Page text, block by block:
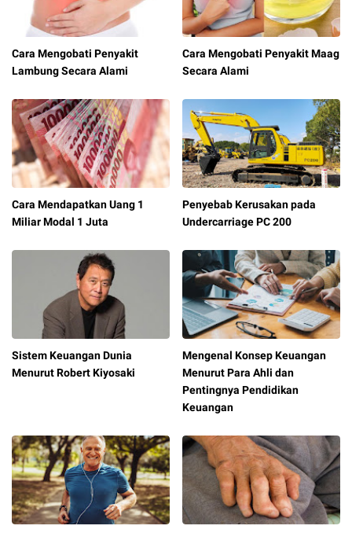
Cara Mengobati Penyakit
Lambung Secara Alami
Cara Mengobati Penyakit Maag
Secara Alami
Cara Mendapatkan Uang 1
Miliar Modal 1 Juta
Penyebab Kerusakan pada
Undercarriage PC 200
Sistem Keuangan Dunia
Menurut Robert Kiyosaki
Mengenal Konsep Keuangan
Menurut Para Ahli dan
Pentingnya Pendidikan
Keuangan